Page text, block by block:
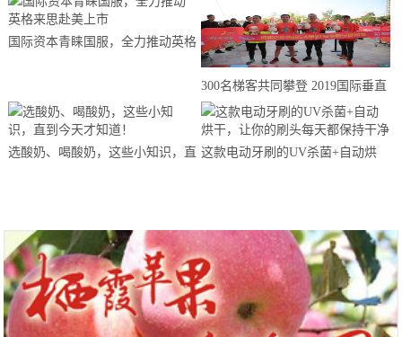
国际资本青睐国服，全力推动英格
300名梯客共同攀登 2019国际垂直
马拉松超级精英赛顺德海骏达中心
站欢乐开跑
选酸奶、喝酸奶，这些小知识，直 这款电动牙刷的UV杀菌+自动烘